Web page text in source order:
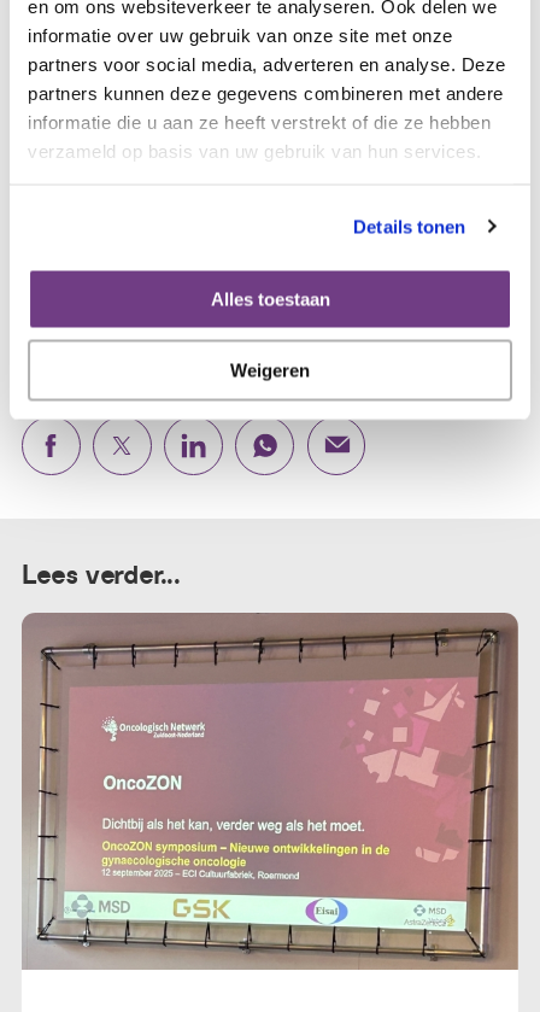
en om ons websiteverkeer te analyseren. Ook delen we
informatie over uw gebruik van onze site met onze
partners voor social media, adverteren en analyse. Deze
partners kunnen deze gegevens combineren met andere
informatie die u aan ze heeft verstrekt of die ze hebben
verzameld op basis van uw gebruik van hun services.
Details tonen
Alles toestaan
Weigeren
voor behoeften, proactieve zorgplanning en zeker ook
kwaliteit van leven.” De vijfjaarsoverleving voor vrouwen
met hoog stadium eierstokkanker is 23%. De laatste
decennia is er vooruitgang, maar het gaat erg langzaam.
Op dit moment is bijna 40 procent van alle vrouwen met
eierstokkanker na vijf jaar nog in leven, in 1990 was dat
optreden van recidieven zijn niet alle regio's opgenomen in
Lees verder...